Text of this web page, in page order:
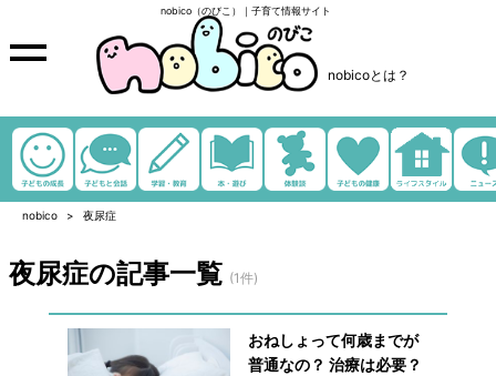
nobico（のびこ）｜子育て情報サイト
nobicoとは？
nobico 夜尿症
夜尿症の記事一覧 (1件)
おねしょって何歳までが
普通なの？ 治療は必要？